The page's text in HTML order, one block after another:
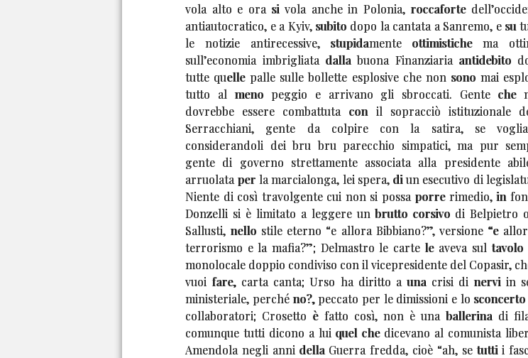
vola alto e ora si vola anche in Polonia, roccaforte
antiautocratico, e a Kyiv, subito dopo la cantata a Sanremo, e su
le notizie antirecessive, stupidamente ottimistiche ma
sull’economia imbrigliata dalla buona Finanziaria antidebito
tutte quelle palle sulle bollette esplosive che non sono mai
tutto al meno peggio e arrivano gli sbroccati. Gente che
dovrebbe essere combattuta con il sopracciò istituzionale
Serracchiani, gente da colpire con la satira, se
considerandoli dei bru bru parecchio simpatici, ma pur
gente di governo strettamente associata alla presidente
arruolata per la marcialonga, lei spera, di un esecutivo di
Niente di così travolgente cui non si possa porre rimedio, in
Donzelli si è limitato a leggere un brutto corsivo di Belpietro
Sallusti, nello stile eterno “e allora Bibbiano?”, versione “e
terrorismo e la mafia?”; Delmastro le carte le aveva sul tavolo
monolocale doppio condiviso con il vicepresidente del Copasir,
vuoi fare, carta canta; Urso ha diritto a una crisi di nervi in
ministeriale, perché no?, peccato per le dimissioni e lo sconcerto
collaboratori; Crosetto è fatto così, non è una ballerina di
comunque tutti dicono a lui quel che dicevano al comunista
Amendola negli anni della Guerra fredda, cioè “ah, se tutti i